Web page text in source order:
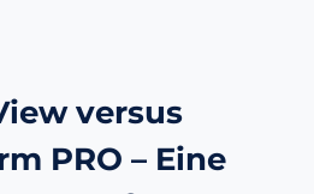
versus
PRO – Eine